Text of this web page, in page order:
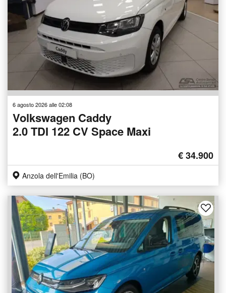
6 agosto 2026 alle 02:08
Volkswagen Caddy
2.0 TDI 122 CV Space Maxi
€ 34.900
Anzola dell'Emilia (BO)